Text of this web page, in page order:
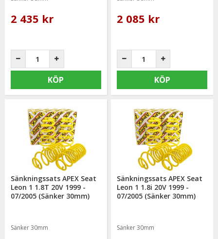
2 435 kr
KÖP
2 085 kr
KÖP
Sänkningssats APEX Seat
Leon 1 1.8T 20V 1999 -
07/2005 (Sänker 30mm)
Sänker 30mm
Sänkningssats APEX Seat
Leon 1 1.8i 20V 1999 -
07/2005 (Sänker 30mm)
Sänker 30mm